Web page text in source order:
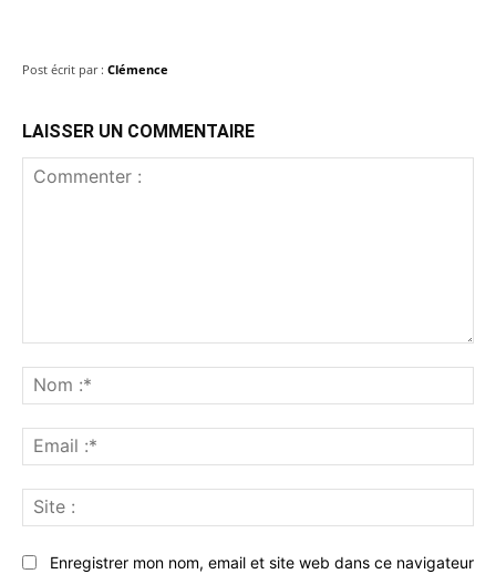
Post écrit par : Clémence
LAISSER UN COMMENTAIRE
:*
:*
:
Enregistrer mon nom, email et site web dans ce navigateur